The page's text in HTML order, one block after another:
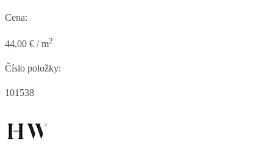
Cena:
44,00 € / m2
Číslo položky:
101538